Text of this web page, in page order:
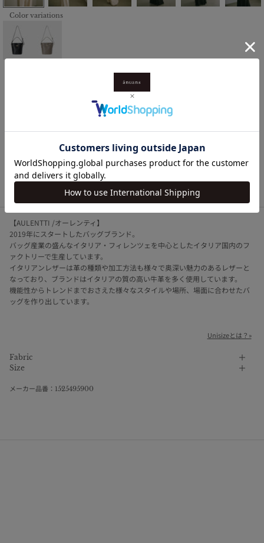
Color variations
【AULENTTI】ベルトディテールバケットバッグ
セール価格
¥25,300
カートに入れる
【AULENTTI /オーレンティ】
2019年にスタートしたバッグブランド。
バッグ産業の盛んなイタリア・フィレンツェを中心としたイタリア国内のフ
ァクトリーで生産しています。
イタリアンレザーは革の種類や加工方法も様々で奥深い魅力のあるレザーと
なっており、ブランドはイタリアの質の高い牛革を多く使用しています。
機能性からトレンドまでおさえた様々なスタイルや場所、場面に合わせたバ
ッグを作り出しています。
Unisizeとは？»
Fabric
Size
メーカー品番：1525495900